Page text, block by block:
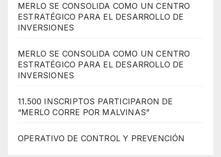
MERLO SE CONSOLIDA COMO UN CENTRO
ESTRATÉGICO PARA EL DESARROLLO DE
INVERSIONES
MERLO SE CONSOLIDA COMO UN CENTRO
ESTRATÉGICO PARA EL DESARROLLO DE
INVERSIONES
11.500 INSCRIPTOS PARTICIPARON DE
“MERLO CORRE POR MALVINAS”
OPERATIVO DE CONTROL Y PREVENCIÓN